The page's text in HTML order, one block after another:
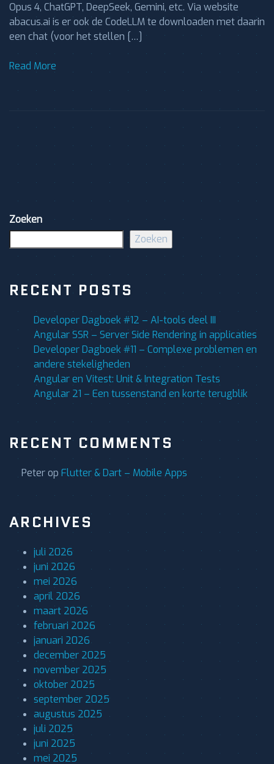
Opus 4, ChatGPT, DeepSeek, Gemini, etc. Via website
abacus.ai is er ook de CodeLLM te downloaden met daarin
een chat (voor het stellen […]
Read More
Zoeken
Zoeken
RECENT POSTS
Developer Dagboek #12 – AI-tools deel III
Angular SSR – Server Side Rendering in applicaties
Developer Dagboek #11 – Complexe problemen en
andere stekeligheden
Angular en Vitest: Unit & Integration Tests
Angular 21 – Een tussenstand en korte terugblik
RECENT COMMENTS
Peterop Flutter & Dart – Mobile Apps
ARCHIVES
juli 2026
juni 2026
mei 2026
april 2026
maart 2026
februari 2026
januari 2026
december 2025
november 2025
oktober 2025
september 2025
augustus 2025
juli 2025
juni 2025
mei 2025